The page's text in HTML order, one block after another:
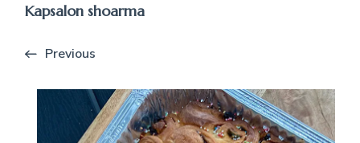
Kapsalon shoarma
Previous